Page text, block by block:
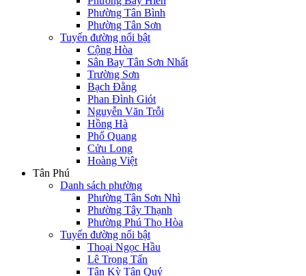
Phường Tân Bình
Phường Tân Sơn
Tuyến đường nổi bật
Cộng Hòa
Sân Bay Tân Sơn Nhất
Trường Sơn
Bạch Đằng
Phan Đình Giót
Nguyễn Văn Trỗi
Hồng Hà
Phổ Quang
Cửu Long
Hoàng Việt
Tân Phú
Danh sách phường
Phường Tân Sơn Nhì
Phường Tây Thạnh
Phường Phú Thọ Hòa
Tuyến đường nổi bật
Thoại Ngọc Hầu
Lê Trọng Tấn
Tân Kỳ Tân Quý